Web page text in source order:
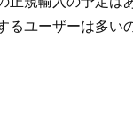
るユーザーは多い